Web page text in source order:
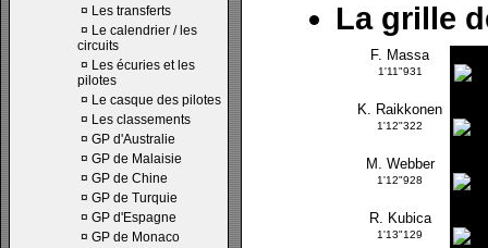
¤ Les transferts
¤ Le calendrier / les
circuits
¤ Les écuries et les
pilotes
¤ Le casque des pilotes
¤ Les classements
¤ GP d'Australie
¤ GP de Malaisie
¤ GP de Chine
¤ GP de Turquie
¤ GP d'Espagne
¤ GP de Monaco
La grille
F. Massa
1'11"931
K. Raikkonen
1'12"322
M. Webber
1'12"928
R. Kubica
1'13"129